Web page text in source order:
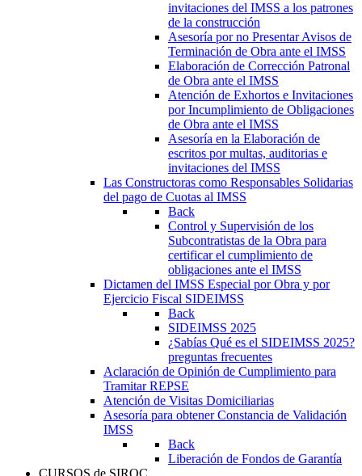
invitaciones del IMSS a los patrones
de la construcción
Asesoría por no Presentar Avisos de
Terminación de Obra ante el IMSS
Elaboración de Corrección Patronal
de Obra ante el IMSS
Atención de Exhortos e Invitaciones
por Incumplimiento de Obligaciones
de Obra ante el IMSS
Asesoría en la Elaboración de
escritos por multas, auditorias e
invitaciones del IMSS
Las Constructoras como Responsables Solidarias
del pago de Cuotas al IMSS
Back
Control y Supervisión de los
Subcontratistas de la Obra para
certificar el cumplimiento de
obligaciones ante el IMSS
Dictamen del IMSS Especial por Obra y por
Ejercicio Fiscal SIDEIMSS
Back
SIDEIMSS 2025
¿Sabías Qué es el SIDEIMSS 2025?
preguntas frecuentes
Aclaración de Opinión de Cumplimiento para
Tramitar REPSE
Atención de Visitas Domiciliarias
Asesoría para obtener Constancia de Validación
IMSS
Back
Liberación de Fondos de Garantía
CURSOS de SIROC